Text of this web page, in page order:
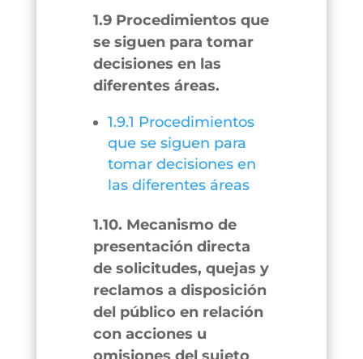
1.9 Procedimientos que
se siguen para tomar
decisiones en las
diferentes áreas.
1.9.1 Procedimientos
que se siguen para
tomar decisiones en
las diferentes áreas
1.10. Mecanismo de
presentación directa
de solicitudes, quejas y
reclamos a disposición
del público en relación
con acciones u